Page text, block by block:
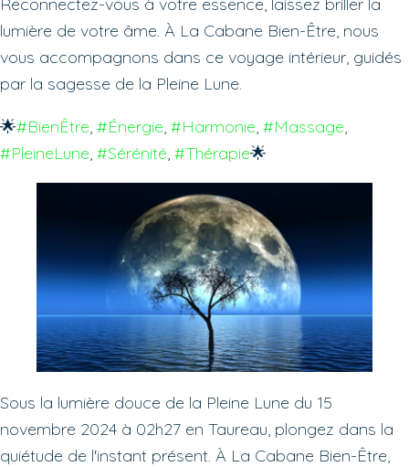
Reconnectez-vous à votre essence, laissez briller la
lumière de votre âme. À La Cabane Bien-Être, nous
vous accompagnons dans ce voyage intérieur, guidés
par la sagesse de la Pleine Lune.
🌟#BienÊtre, #Énergie, #Harmonie, #Massage
#PleineLune, #Sérénité, #Thérapie🌟
Sous la lumière douce de la Pleine Lune du 15
novembre 2024 à 02h27 en Taureau, plongez dans la
quiétude de l'instant présent. À La Cabane Bien-Être,